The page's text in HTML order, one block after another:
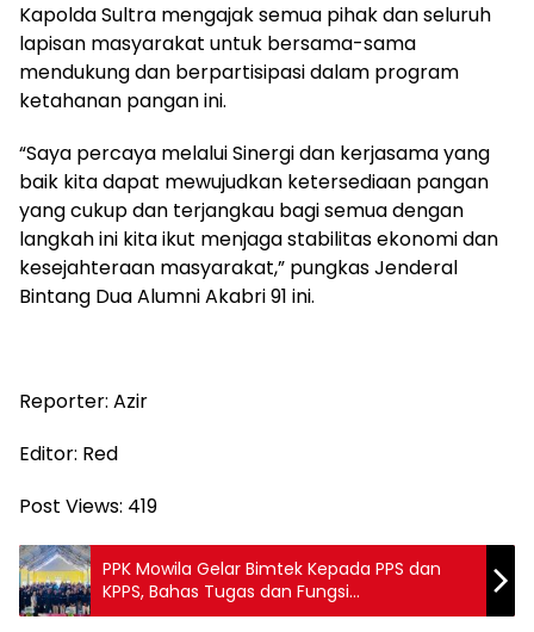
Kapolda Sultra mengajak semua pihak dan seluruh
lapisan masyarakat untuk bersama-sama
mendukung dan berpartisipasi dalam program
ketahanan pangan ini.
“Saya percaya melalui Sinergi dan kerjasama yang
baik kita dapat mewujudkan ketersediaan pangan
yang cukup dan terjangkau bagi semua dengan
langkah ini kita ikut menjaga stabilitas ekonomi dan
kesejahteraan masyarakat,” pungkas Jenderal
Bintang Dua Alumni Akabri 91 ini.
Reporter: Azir
Editor: Red
Post Views: 419
PPK Mowila Gelar Bimtek Kepada PPS dan
KPPS, Bahas Tugas dan Fungsi
Penyelenggara Pilkada